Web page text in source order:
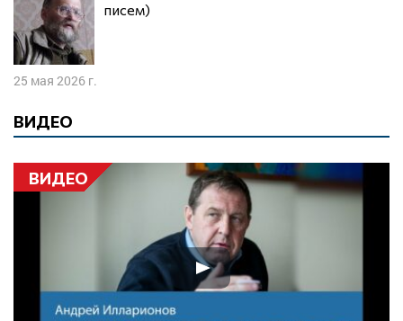
писем)
25 мая 2026 г.
ВИДЕО
ВИДЕО